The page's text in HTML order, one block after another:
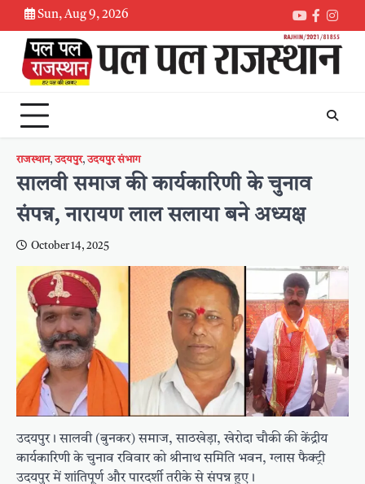
Skip
to
content
Sun, Aug 9, 2026
Youtube
राजस्थान, उदयपुर, उदयपुर संभाग
सालवी समाज की कार्यकारिणी के चुनाव
संपन्न, नारायण लाल सलाया बने अध्यक्ष
October 14, 2025
उदयपुर। सालवी (बुनकर) समाज, साठखेड़ा, खेरोदा चौकी की केंद्रीय
कार्यकारिणी के चुनाव रविवार को श्रीनाथ समिति भवन, ग्लास फैक्ट्री
उदयपुर में शांतिपूर्ण और पारदर्शी तरीके से संपन्न हुए।